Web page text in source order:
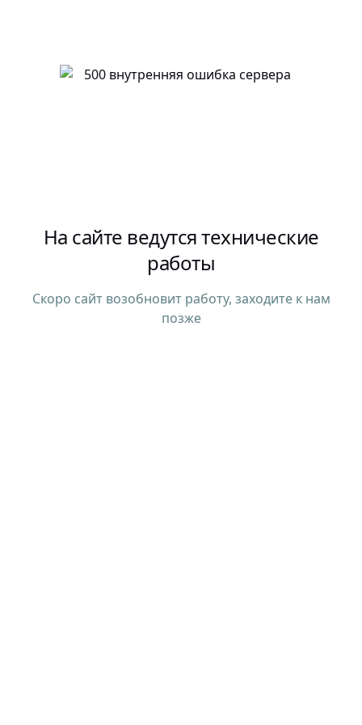
На сайте ведутся технические
работы
Скоро сайт возобновит работу, заходите к нам
позже